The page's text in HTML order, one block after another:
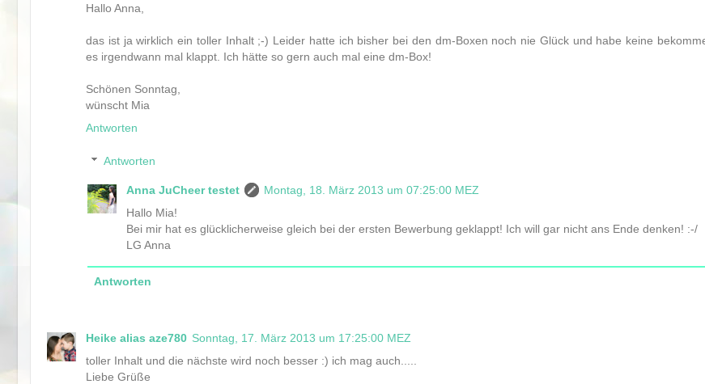
Hallo Anna,
das ist ja wirklich ein toller Inhalt ;-) Leider hatte ich bisher bei den dm-Boxen noch nie Glück und habe keine
es irgendwann mal klappt. Ich hätte so gern auch mal eine dm-Box!
Schönen Sonntag,
wünscht Mia
Antworten
Antworten
Anna JuCheer testet
Montag, 18. März 2013 um 07:25:00 MEZ
Hallo Mia!
Bei mir hat es glücklicherweise gleich bei der ersten Bewerbung geklappt! Ich will gar nicht ans Ende denken! :-/
LG Anna
Antworten
Heike alias aze780 Sonntag, 17. März 2013 um 17:25:00 MEZ
toller Inhalt und die nächste wird noch besser :) ich mag auch.....
Liebe Grüße